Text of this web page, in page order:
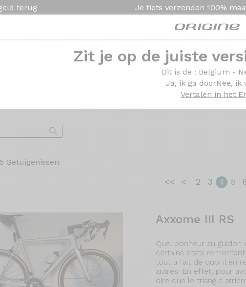
terug Je fiets verzenden 100%
Zit je op de juiste
Dit is de : Belgium -
Ja, ik ga doorNee, ik
Vertalen in het
en
praten in alle vrijheid over hun fiets. U wenst meer
Getuigenissen
<< < 2 3 4 5
Axxome III RS
Quel bonheur au
certains états
tout à fait de quoi il en
autres. En effet, pour
dire que le triangle